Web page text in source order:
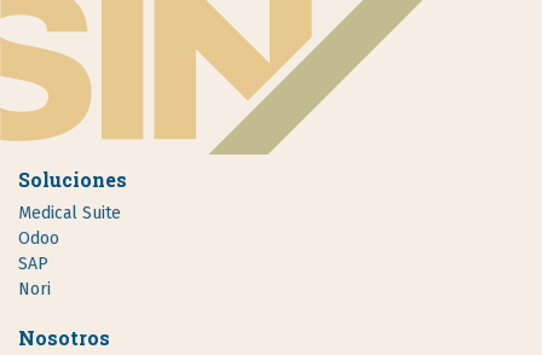
Soluciones
Medical Suite
Odoo
SAP
Nori
Nosotros